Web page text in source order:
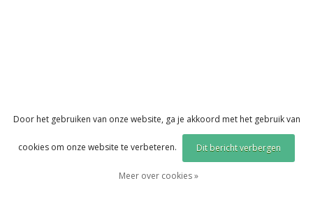
Door het gebruiken van onze website, ga je akkoord met het gebruik van
cookies om onze website te verbeteren. Dit bericht verbergen
Meer over cookies »